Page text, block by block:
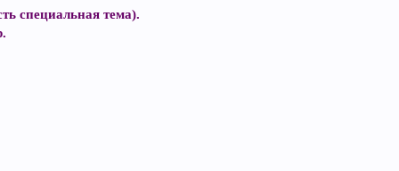
специальная тема).